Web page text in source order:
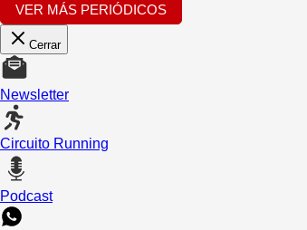
VER MÁS PERIÓDICOS
Cerrar
Newsletter
Circuito Running
Podcast